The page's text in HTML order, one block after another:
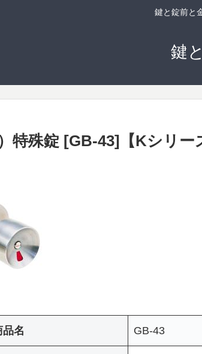
鍵と錠前と
鍵
特殊錠 [GB-43]【Kシリー
品名 GB-43